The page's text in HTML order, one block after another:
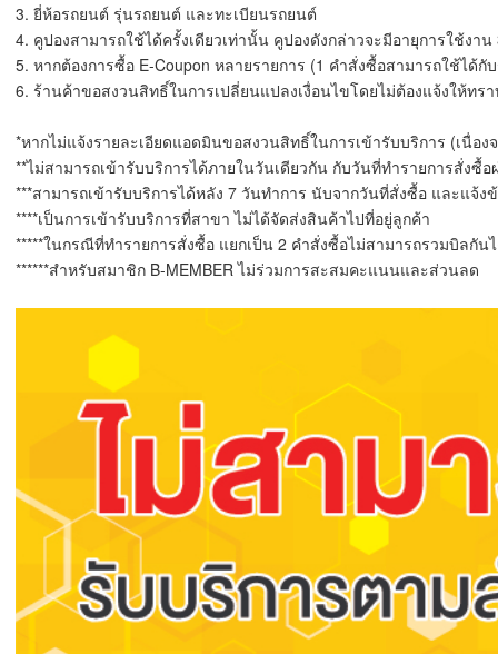
3. ยี่ห้อรถยนต์ รุ่นรถยนต์ และทะเบียนรถยนต์
4. คูปองสามารถใช้ได้ครั้งเดียวเท่านั้น คูปองดังกล่าวจะมีอายุการใช้ง
5. หากต้องการซื้อ E-Coupon หลายรายการ (1 คำสั่งซื้อสามารถใช้ไ
6. ร้านค้าขอสงวนสิทธิ์ในการเปลี่ยนแปลงเงื่อนไขโดยไม่ต้องแจ้งให้ทร
*หากไม่แจ้งรายละเอียดแอดมินขอสงวนสิทธิ์ในการเข้ารับบริการ (เนื่อ
**ไม่สามารถเข้ารับบริการได้ภายในวันเดียวกัน กับวันที่ทำรายการสั่งซื้อ
***สามารถเข้ารับบริการได้หลัง 7 วันทำการ นับจากวันที่สั่งซื้อ และแจ้ง
****เป็นการเข้ารับบริการที่สาขา ไม่ได้จัดส่งสินค้าไปที่อยู่ลูกค้า
*****ในกรณีที่ทำรายการสั่งซื้อ แยกเป็น 2 คำสั่งซื้อไม่สามารถรวมบิลกั
******สำหรับสมาชิก B-MEMBER ไม่ร่วมการสะสมคะแนนและส่วนลด